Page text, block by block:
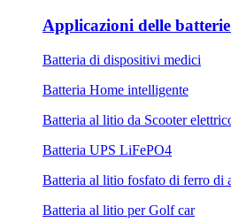
Applicazioni delle
Batteria di dispositivi medici
Batteria Home intelligente
Batteria al litio da Scooter
Batteria UPS LiFePO4
Batteria al litio fosfato di ferro di
Batteria al litio per Golf car